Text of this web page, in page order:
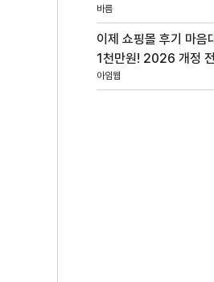
바름
이제 쇼핑몰 후기 마음
1천만원! 2026 개정
아임웹